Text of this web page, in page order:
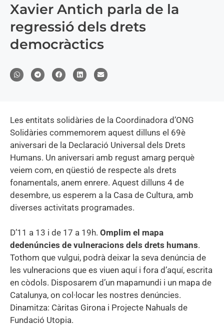
Xavier Antich parla de la
regressió dels drets
democràctics
Les entitats solidàries de la Coordinadora d’ONG
Solidàries commemorem aquest dilluns el 69è
aniversari de la Declaració Universal dels Drets
Humans. Un aniversari amb regust amarg perquè
veiem com, en qüestió de respecte als drets
fonamentals, anem enrere. Aquest dilluns 4 de
desembre, us esperem a la Casa de Cultura, amb
diverses activitats programades.
D’11 a 13 i de 17 a 19h. Omplim el mapa
dedenúncies de vulneracions dels drets humans.
Tothom que vulgui, podrà deixar la seva denúncia de
les vulneracions que es viuen aquí i fora d’aquí, escrita
en còdols. Disposarem d’un mapamundi i un mapa de
Catalunya, on col·locar les nostres denúncies.
Dinamitza: Càritas Girona i Projecte Nahuals de
Fundació Utopia.